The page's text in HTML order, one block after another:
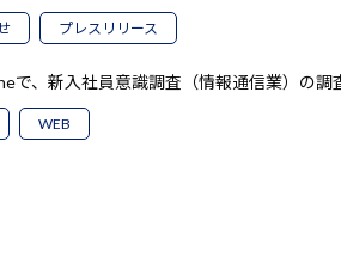
プレスリリース
で、新入社員意識調査（情報通信業）の
WEB